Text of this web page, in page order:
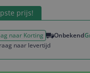
prijs!
naar Korting Onbekend
naar levertijd